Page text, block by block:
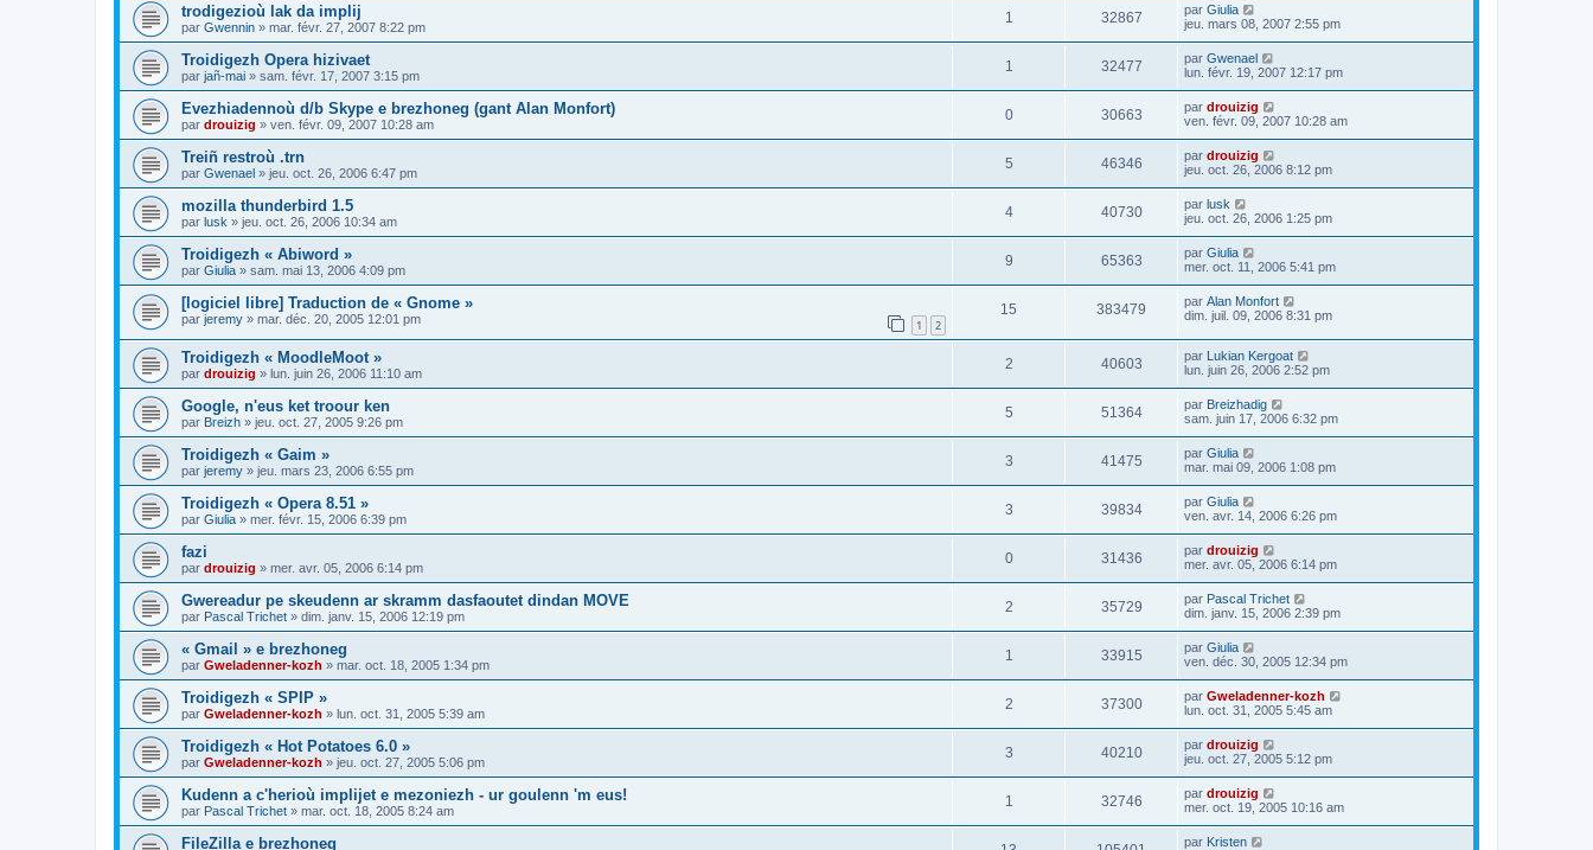
trodigezioù lak da implij
par Gwennin » mar. févr. 27, 2007 8:22 pm
1 32867 par Giulia
jeu. mars 08, 2007 2:55 pm
Troidigezh Opera hizivaet
par jañ-mai » sam. févr. 17, 2007 3:15 pm
1 32477 par Gwenael
lun. févr. 19, 2007 12:17 pm
Evezhiadennoù d/b Skype e brezhoneg (gant Alan Monfort)
par drouizig » ven. févr. 09, 2007 10:28 am
0 30663 par drouizig
ven. févr. 09, 2007 10:28 am
Treiñ restroù .trn
par Gwenael » jeu. oct. 26, 2006 6:47 pm
5 46346 par drouizig
jeu. oct. 26, 2006 8:12 pm
mozilla thunderbird 1.5
par lusk » jeu. oct. 26, 2006 10:34 am
4 40730 par lusk
jeu. oct. 26, 2006 1:25 pm
Troidigezh « Abiword »
par Giulia » sam. mai 13, 2006 4:09 pm
9 65363 par Giulia
mer. oct. 11, 2006 5:41 pm
[logiciel libre] Traduction de « Gnome »
par jeremy » mar. déc. 20, 2005 12:01 pm 1 2
15 383479 par Alan Monfort
dim. juil. 09, 2006 8:31 pm
Troidigezh « MoodleMoot »
par drouizig » lun. juin 26, 2006 11:10 am
2 40603 par Lukian Kergoat
lun. juin 26, 2006 2:52 pm
Google, n'eus ket troour ken
par Breizh » jeu. oct. 27, 2005 9:26 pm
5 51364 par Breizhadig
sam. juin 17, 2006 6:32 pm
Troidigezh « Gaim »
par jeremy » jeu. mars 23, 2006 6:55 pm
3 41475 par Giulia
mar. mai 09, 2006 1:08 pm
Troidigezh « Opera 8.51 »
par Giulia » mer. févr. 15, 2006 6:39 pm
3 39834 par Giulia
ven. avr. 14, 2006 6:26 pm
fazi
par drouizig » mer. avr. 05, 2006 6:14 pm
0 31436 par drouizig
mer. avr. 05, 2006 6:14 pm
Gwereadur pe skeudenn ar skramm dasfaoutet dindan MOVE
par Pascal Trichet » dim. janv. 15, 2006 12:19 pm
2 35729 par Pascal Trichet
dim. janv. 15, 2006 2:39 pm
« Gmail » e brezhoneg
par Gweladenner-kozh » mar. oct. 18, 2005 1:34 pm
1 33915 par Giulia
ven. déc. 30, 2005 12:34 pm
Troidigezh « SPIP »
par Gweladenner-kozh » lun. oct. 31, 2005 5:39 am
2 37300 par Gweladenner-kozh
lun. oct. 31, 2005 5:45 am
Troidigezh « Hot Potatoes 6.0 »
par Gweladenner-kozh » jeu. oct. 27, 2005 5:06 pm
3 40210 par drouizig
jeu. oct. 27, 2005 5:12 pm
Kudenn a c'herioù implijet e mezoniezh - ur goulenn 'm eus!
par Pascal Trichet » mar. oct. 18, 2005 8:24 am
1 32746 par drouizig
mer. oct. 19, 2005 10:16 am
FileZilla e brezhoneg par Kristen